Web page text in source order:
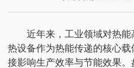
近年来，工业领域对热能
热设备作为热能传递的核心
接影响生产效率与节能效果